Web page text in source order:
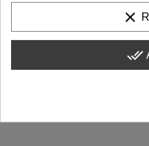
clear
done_all